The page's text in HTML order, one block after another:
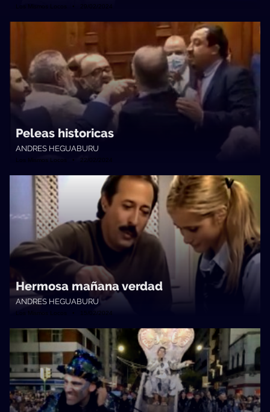
Los Mismos Locos • 29/02/2024
Peleas historicas
ANDRES HEGUABURU
Los Mismos Locos • 22/02/2024
Hermosa mañana verdad
ANDRES HEGUABURU
Los Mismos Locos • 15/02/2024